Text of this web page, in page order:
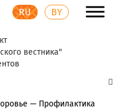
RU BY
вестника"
— Профилактика